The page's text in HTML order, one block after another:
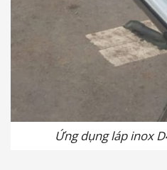
Ứng dụng láp inox